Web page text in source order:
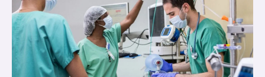
Sfide relative alla gestione del cambiamento in sala